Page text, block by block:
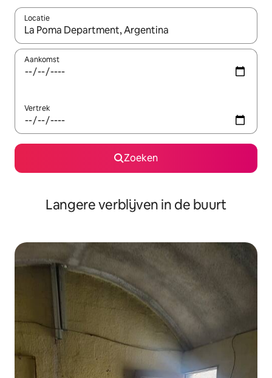
Locatie
Wanneer er resultaten beschikbaar zijn, maak je een keuze
Aankomst
Vertrek
Zoeken
Langere verblijven in de buurt